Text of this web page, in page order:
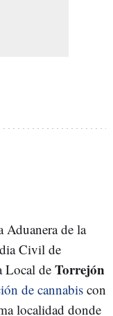
de la
Civil de
Local de Torrejón
de cannabiscon
localidad donde